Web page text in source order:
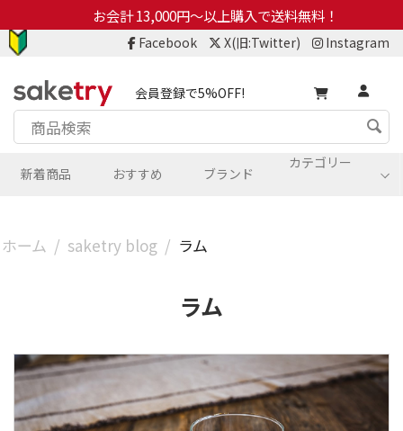
お会計 13,000円～以上購入で送料無料！
Facebook X(旧:Twitter) Instagram
会員登録で5%OFF!
カテゴリー
新着商品 おすすめ ブランド
ホーム / saketry blog / ラム
ラム